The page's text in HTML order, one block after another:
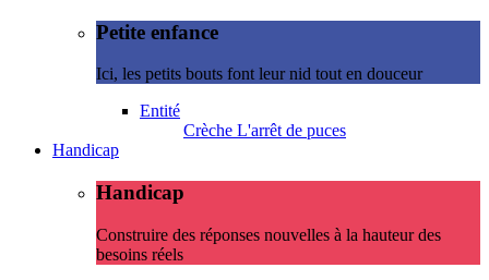
Petite enfance
Ici, les petits bouts font leur nid tout en douceur
Entité
Crèche L'arrêt de puces
Handicap
Handicap
Construire des réponses nouvelles à la hauteur des
besoins réels